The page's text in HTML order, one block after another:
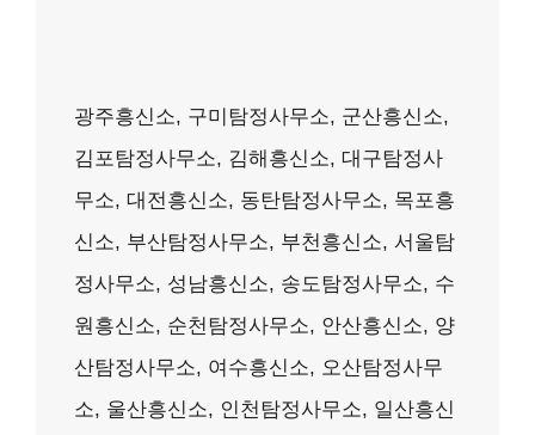
광주흥신소, 구미탐정사무소, 군산흥신소,
김포탐정사무소, 김해흥신소, 대구탐정사
무소, 대전흥신소, 동탄탐정사무소, 목포흥
신소, 부산탐정사무소, 부천흥신소, 서울탐
정사무소, 성남흥신소, 송도탐정사무소, 수
원흥신소, 순천탐정사무소, 안산흥신소, 양
산탐정사무소, 여수흥신소, 오산탐정사무
소, 울산흥신소, 인천탐정사무소, 일산흥신